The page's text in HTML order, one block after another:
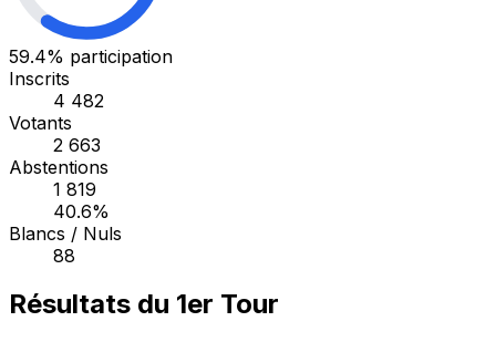
59.4% participation
Inscrits
4 482
Votants
2 663
Abstentions
1 819
40.6%
Blancs / Nuls
88
Résultats du 1er Tour